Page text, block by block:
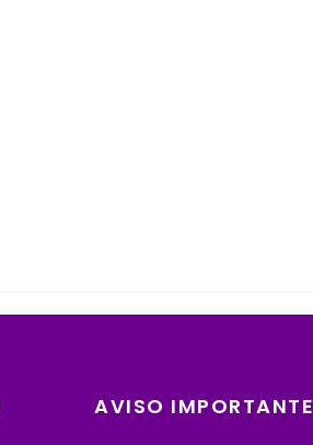
AVISO IMPORTANTE